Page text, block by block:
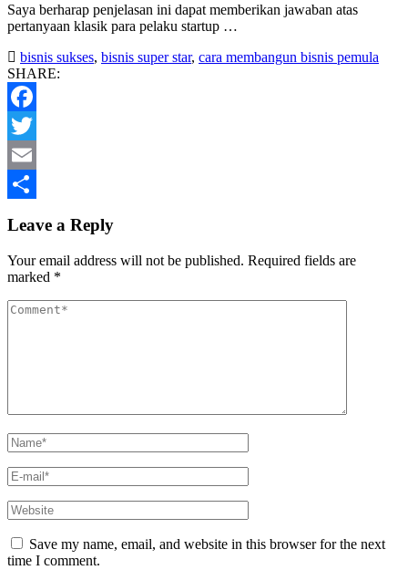
Saya berharap penjelasan ini dapat memberikan jawaban atas
pertanyaan klasik para pelaku startup …
bisnis sukses, bisnis super star, cara membangun bisnis pemula
SHARE:
Facebook
Twitter
Email
Leave a Reply
Your email address will not be published. Required fields are
marked *
Save my name, email, and website in this browser for the next
time I comment.